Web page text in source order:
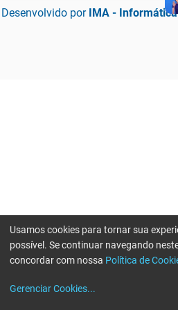
Desenvolvido por IMA -
Usamos cookies para tornar sua
possível. Se continuar navegando
concordar com nossa Política de
Gerenciar Cookies...
Erro ao enviar informações, por